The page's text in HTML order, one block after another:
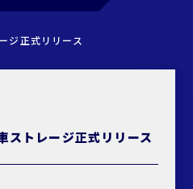
ジ正式リリース
ストレージ正式リリース